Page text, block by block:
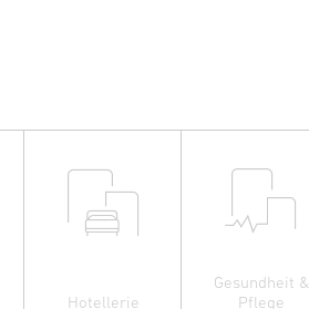
Hotellerie
Gesundheit &
Pflege